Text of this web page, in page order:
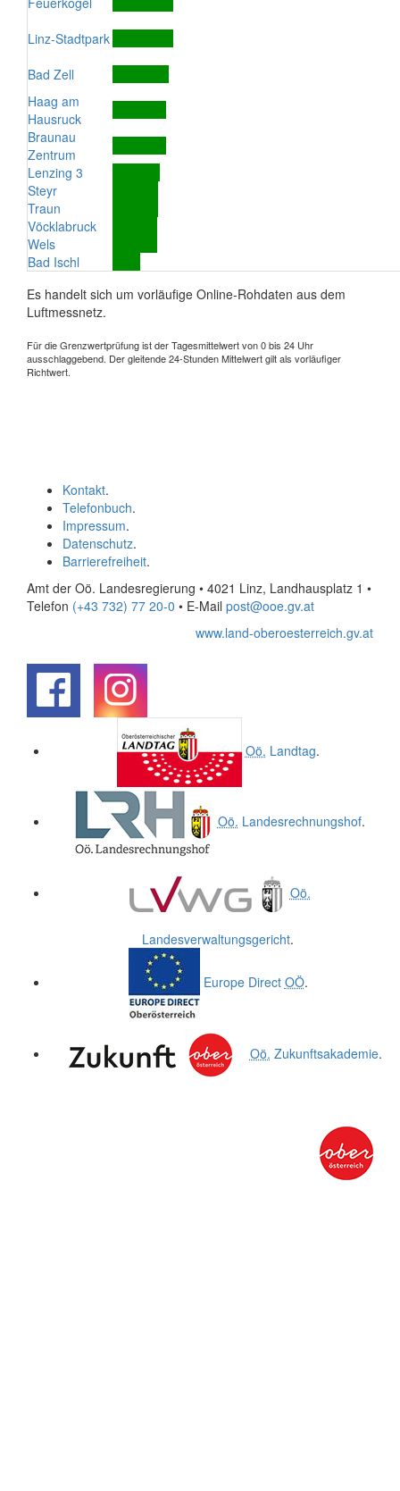
Linz-Stadtpark
Bad Zell
Haag am
Hausruck
Braunau
Zentrum
Lenzing 3
Steyr
Traun
Vöcklabruck
Wels
Bad Ischl
Es handelt sich um vorläufige Online-Rohdaten aus dem
Luftmessnetz.
Für die Grenzwertprüfung ist der Tagesmittelwert von 0 bis 24 Uhr
ausschlaggebend. Der gleitende 24-Stunden Mittelwert gilt als vorläufiger
Richtwert.
Kontakt.
Telefonbuch.
Impressum.
Datenschutz.
Barrierefreiheit.
Amt der Oö. Landesregierung • 4021 Linz, Landhausplatz 1 •
Telefon (+43 732) 77 20-0 • E-Mail post@ooe.gv.at
www.land-oberoesterreich.gv.at
Oö. Landtag.
Oö. Landesrechnungshof.
Oö.
Landesverwaltungsgericht.
Europe Direct OÖ.
Oö. Zukunftsakademie.